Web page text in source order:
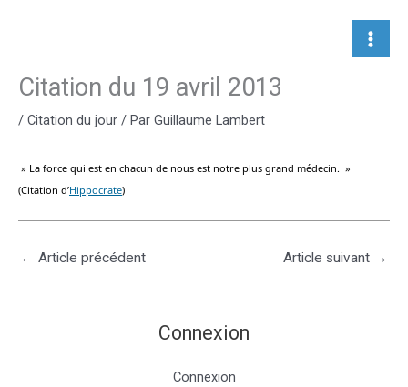
Citation du 19 avril 2013
/ Citation du jour / Par Guillaume Lambert
» La force qui est en chacun de nous est notre plus grand médecin. »
(Citation d’Hippocrate)
← Article précédent Article suivant →
Connexion
Connexion